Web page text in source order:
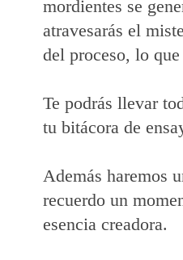
mordientes se
atravesarás el
del proceso, lo
Te podrás llevar
tu bitácora de
Además haremos
recuerdo un
esencia creadora.